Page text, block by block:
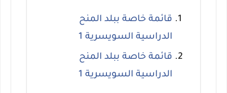
قائمة خاصة ببلد المنح
الدراسية السويسرية 1
قائمة خاصة ببلد المنح
الدراسية السويسرية 1